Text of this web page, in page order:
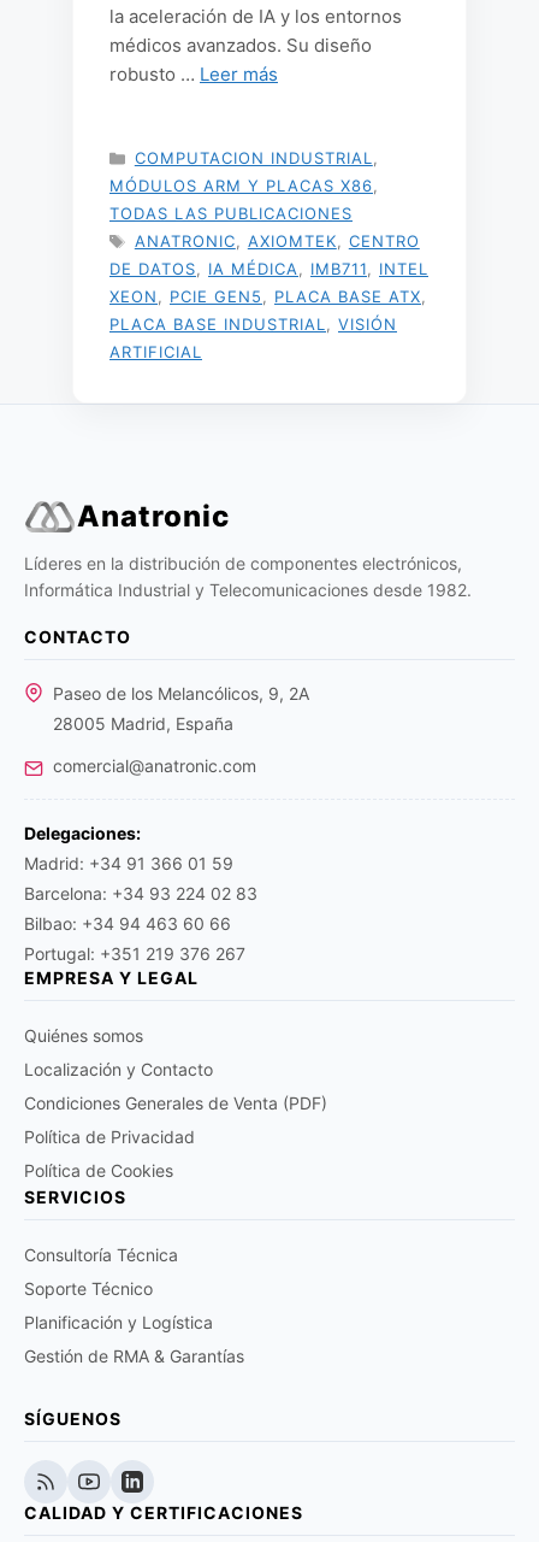
la aceleración de IA y los entornos
médicos avanzados. Su diseño
robusto … Leer más
CATEGORÍAS
COMPUTACION INDUSTRIAL
MÓDULOS ARM Y PLACAS X86
TODAS LAS PUBLICACIONES
ETIQUETAS
ANATRONIC AXIOMTEK
CENTRO
DE DATOS
IA MÉDICA IMB711
INTEL
XEON
PCIE GEN5 PLACA BASE ATX
PLACA BASE INDUSTRIAL
VISIÓN
ARTIFICIAL
Anatronic
Líderes en la distribución de componentes electrónicos,
Informática Industrial y Telecomunicaciones desde 1982.
CONTACTO
Paseo de los Melancólicos, 9, 2A
28005 Madrid, España
comercial@anatronic.com
Delegaciones:
Madrid: +34 91 366 01 59
Barcelona: +34 93 224 02 83
Bilbao: +34 94 463 60 66
Portugal: +351 219 376 267
EMPRESA Y LEGAL
Quiénes somos
Localización y Contacto
Condiciones Generales de Venta (PDF)
Política de Privacidad
Política de Cookies
SERVICIOS
Consultoría Técnica
Soporte Técnico
Planificación y Logística
Gestión de RMA & Garantías
SÍGUENOS
CALIDAD Y CERTIFICACIONES